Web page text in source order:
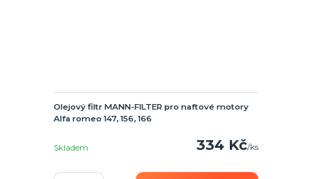
Olejový filtr MANN-FILTER pro naftové motory
Alfa romeo 147, 156, 166
334 Kč/ks
Skladem